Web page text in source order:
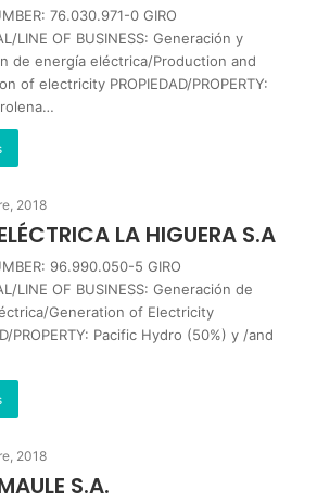
76.030.971-0 GIRO
LINE OF BUSINESS: Generación y
de energía eléctrica/Production and
of electricity PROPIEDAD/PROPERTY:
2018
LA HIGUERA S.A
96.990.050-5 GIRO
LINE OF BUSINESS: Generación de
Generation of Electricity
PROPERTY: Pacific Hydro (50%) y /and
2018
S.A.